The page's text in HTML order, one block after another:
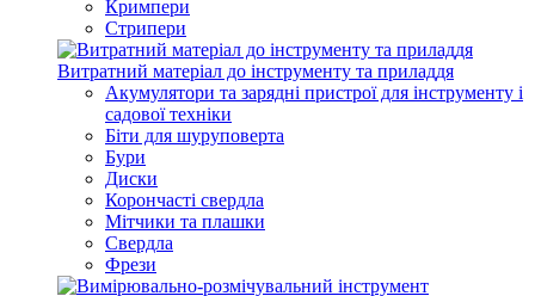
Кримпери
Стрипери
Витратний матеріал до інструменту та приладдя
Акумулятори та зарядні пристрої для інструменту і
садової техніки
Біти для шуруповерта
Бури
Диски
Корончасті свердла
Мітчики та плашки
Свердла
Фрези